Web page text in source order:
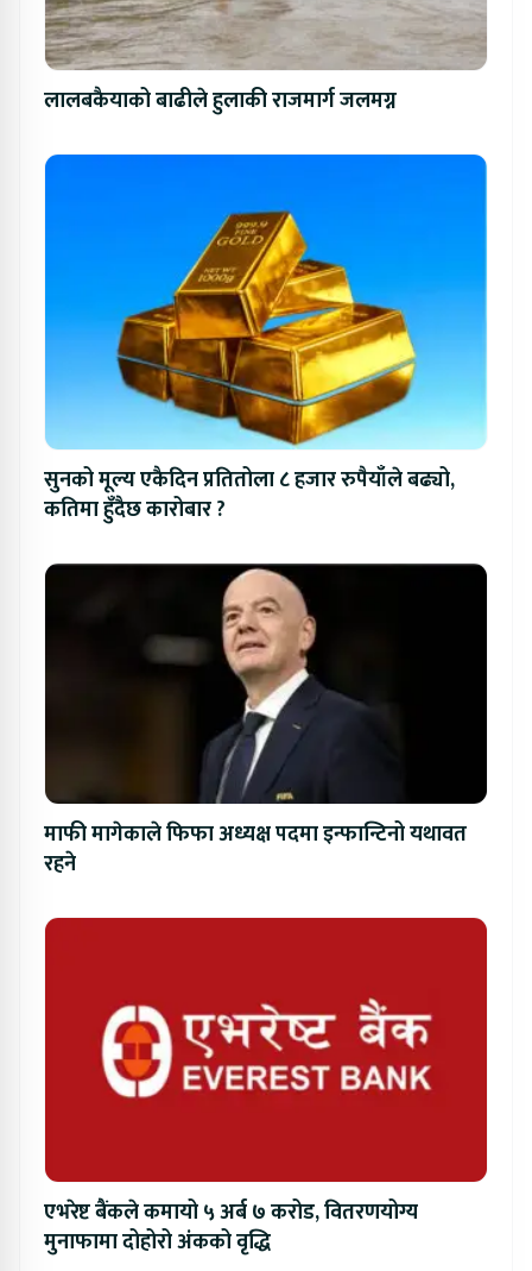
लालबकैयाको बाढीले हुलाकी राजमार्ग जलमग्न
सुनको मूल्य एकैदिन प्रतितोला ८ हजार रुपैयाँले बढ्यो,
कतिमा हुँदैछ कारोबार ?
माफी मागेकाले फिफा अध्यक्ष पदमा इन्फान्टिनो यथावत
रहने
एभरेष्ट बैंकले कमायो ५ अर्ब ७ करोड, वितरणयोग्य
मुनाफामा दोहोरो अंकको वृद्धि